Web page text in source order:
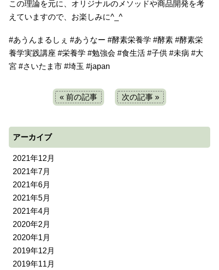
この理論を元に、オリジナルのメソッドや商品開発を考
えていますので、お楽しみに^_^
#あうんまるしぇ #あうなー #酵素栄養学 #酵素 #酵素栄
養学実践講座 #栄養学 #勉強会 #食生活 #子供 #未病 #大
宮 #さいたま市 #埼玉 #japan
« 前の記事 次の記事 »
アーカイブ
2021年12月
2021年7月
2021年6月
2021年5月
2021年4月
2020年2月
2020年1月
2019年12月
2019年11月